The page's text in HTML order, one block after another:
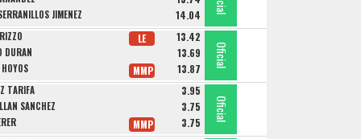
JIMENEZ 14.04
13.42
LE
Oficial
DURAN 13.69 Oficial
13.87
MMP
Oficial
TARIFA 3.95
Oficial
SÁNCHEZ 3.75 Oficial
3.75
MMP
Oficial